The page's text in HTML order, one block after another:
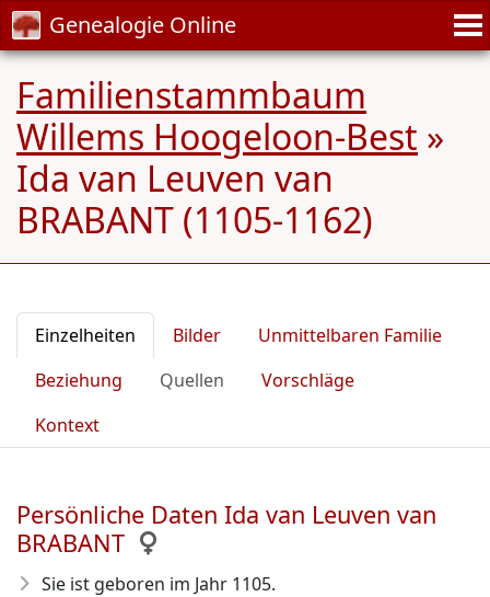
Genealogie Online
Familienstammbaum
Willems Hoogeloon-Best »
Ida van Leuven van
BRABANT (1105-1162)
Einzelheiten Bilder
Unmittelbaren Familie
Beziehung
Quellen
Vorschläge
Kontext
Persönliche Daten Ida van Leuven van
BRABANT
Sie ist geboren im Jahr 1105.